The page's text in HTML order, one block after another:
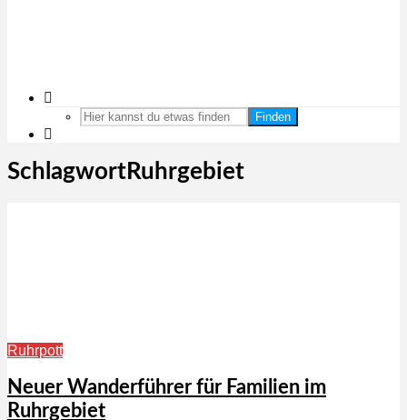
Finden
SchlagwortRuhrgebiet
Ruhrpott
Neuer Wanderführer für Familien im
Ruhrgebiet